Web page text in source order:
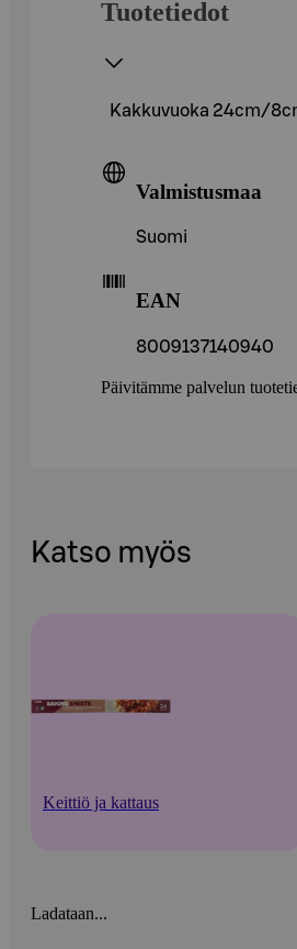
Tuotetiedot
Kakkuvuoka 24cm/
Valmistusmaa
Suomi
EAN
8009137140940
Päivitämme palvelun
Katso myös
Keittiö ja kattaus
Ladataan...